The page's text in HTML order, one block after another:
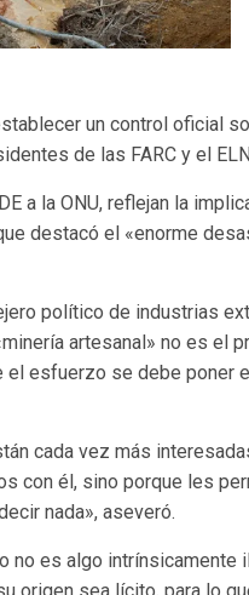
un control oficial
de las FARC y el
a la ONU, reflejan la
destacó el «enorme
político de industrias
artesanal» no es el
el esfuerzo se debe poner
cada vez más
con él, sino porque les
nada», aseveró.
no es algo intrínsicamente